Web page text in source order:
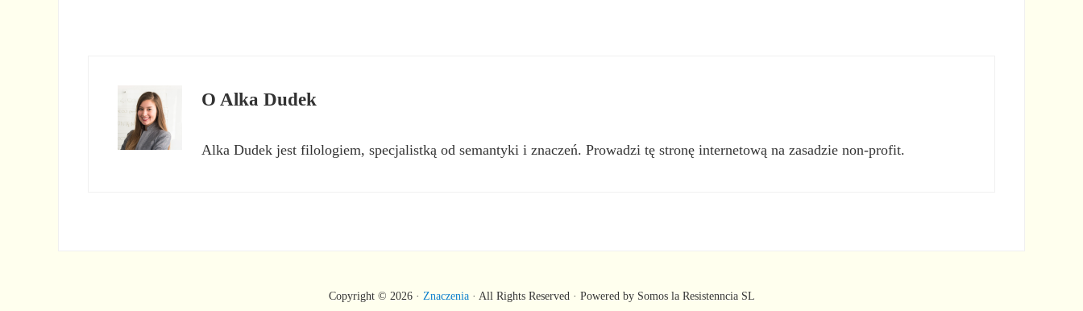
OAlka Dudek
Alka Dudek jest filologiem, specjalistką od semantyki i znaczeń. Prowadzi tę stronę internetową na zasadzie non-profit.
Copyright © 2026 · Znaczenia· All Rights Reserved · Powered by Somos la Resistenncia SL